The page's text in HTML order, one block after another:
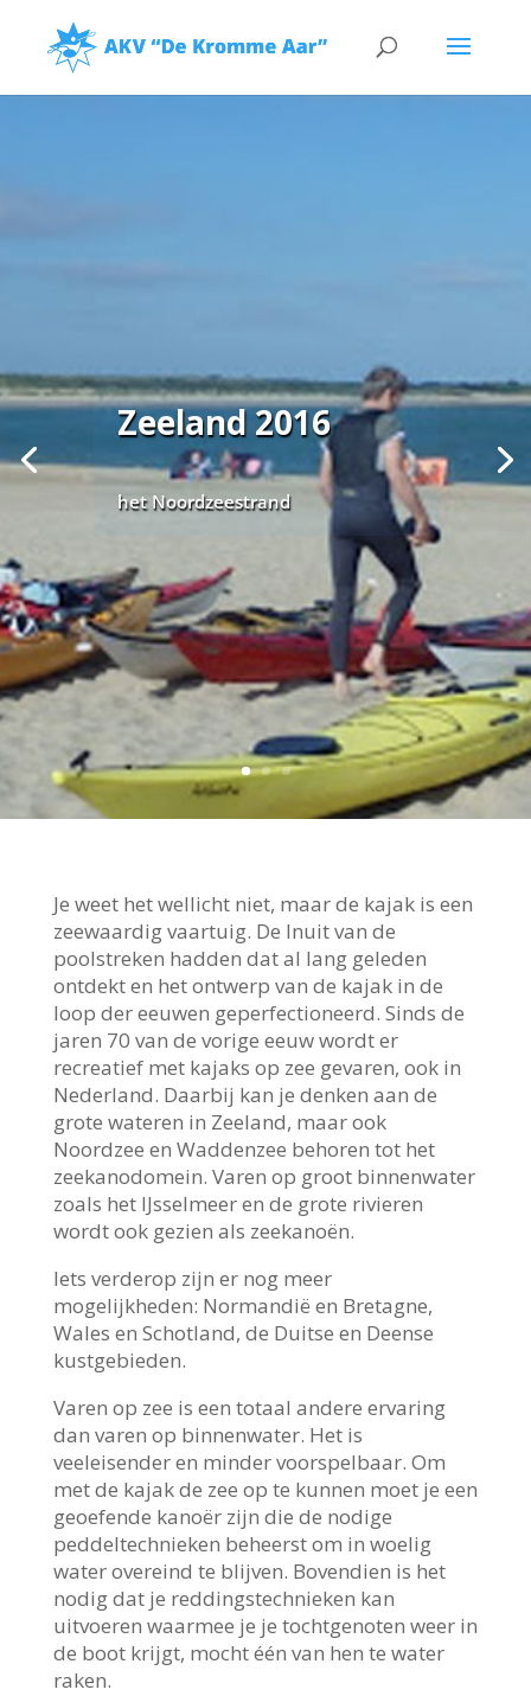
Zeeland 2016
het Noordzeestrand
Je weet het wellicht niet, maar de kajak is een
zeewaardig vaartuig. De Inuit van de
poolstreken hadden dat al lang geleden
ontdekt en het ontwerp van de kajak in de
loop der eeuwen geperfectioneerd. Sinds de
jaren 70 van de vorige eeuw wordt er
recreatief met kajaks op zee gevaren, ook in
Nederland. Daarbij kan je denken aan de
grote wateren in Zeeland, maar ook
Noordzee en Waddenzee behoren tot het
zeekanodomein. Varen op groot binnenwater
zoals het IJsselmeer en de grote rivieren
wordt ook gezien als zeekanoën.
Iets verderop zijn er nog meer
mogelijkheden: Normandië en Bretagne,
Wales en Schotland, de Duitse en Deense
kustgebieden.
Varen op zee is een totaal andere ervaring
dan varen op binnenwater. Het is
veeleisender en minder voorspelbaar. Om
met de kajak de zee op te kunnen moet je een
geoefende kanoër zijn die de nodige
peddeltechnieken beheerst om in woelig
water overeind te blijven. Bovendien is het
nodig dat je reddingstechnieken kan
uitvoeren waarmee je je tochtgenoten weer in
de boot krijgt, mocht één van hen te water
raken.